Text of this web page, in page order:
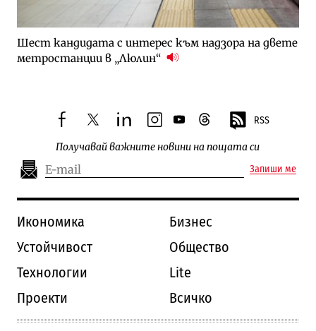
Шест кандидата с интерес към надзора на двете
метростанции в „Люлин“
facebooktwitterlinkedininstagram
youtubethreads RSS
Получавай важните новини на пощата си
Запиши ме
Икономика
Бизнес
Устойчивост
Общество
Технологии
Lite
Проекти
Всичко